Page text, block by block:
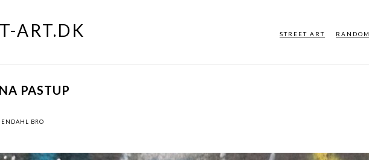
ART.DK STREET ART RANDOM
PASTUP
BRO